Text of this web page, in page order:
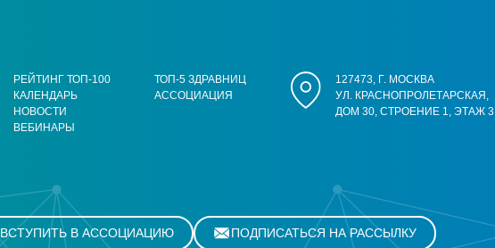
РЕЙТИНГ ТОП-100
КАЛЕНДАРЬ
НОВОСТИ
ВЕБИНАРЫ
ТОП-5 ЗДРАВНИЦ
АССОЦИАЦИЯ
127473, Г. МОСКВА
УЛ. КРАСНОПРОЛЕТАРСКАЯ,
ДОМ 30, СТРОЕНИЕ 1, ЭТАЖ 3
ВСТУПИТЬ В АССОЦИАЦИЮ ПОДПИСАТЬСЯ НА РАССЫЛКУ